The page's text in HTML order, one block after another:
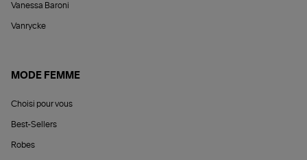
Vanessa Baroni
Vanrycke
MODE FEMME
Choisi pour vous
Best-Sellers
Robes